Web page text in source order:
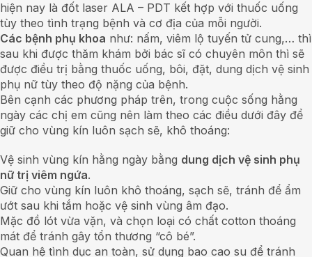
hiện nay là đốt laser ALA – PDT kết hợp với thuốc uống
tùy theo tình trạng bệnh và cơ địa của mỗi người.
Các bệnh phụ khoa như: nấm, viêm lộ tuyến tử cung,… thì
sau khi được thăm khám bởi bác sĩ có chuyên môn thì sẽ
được điều trị bằng thuốc uống, bôi, đặt, dung dịch vệ sinh
phụ nữ tùy theo độ nặng của bệnh.
Bên cạnh các phương pháp trên, trong cuộc sống hằng
ngày các chị em cũng nên làm theo các điều dưới đây để
giữ cho vùng kín luôn sạch sẽ, khô thoáng:
Vệ sinh vùng kín hằng ngày bằng dung dịch vệ sinh phụ
nữ trị viêm ngứa.
Giữ cho vùng kín luôn khô thoáng, sạch sẽ, tránh để ẩm
ướt sau khi tắm hoặc vệ sinh vùng âm đạo.
Mặc đồ lót vừa vặn, và chọn loại có chất cotton thoáng
mát để tránh gây tổn thương “cô bé”.
Quan hệ tình dục an toàn, sử dụng bao cao su để tránh